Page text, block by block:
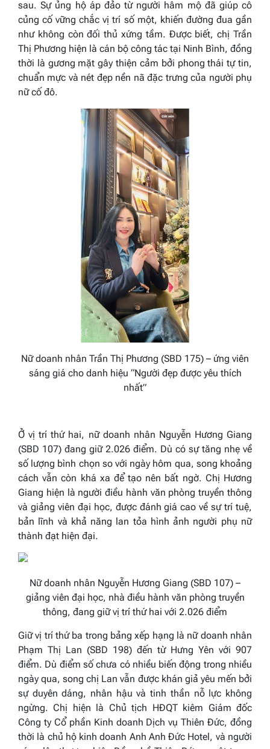
sau. Sự ủng hộ áp đảo từ người hâm mộ đã giúp cô
củng cố vững chắc vị trí số một, khiến đường đua gần
như không còn đối thủ xứng tầm. Được biết, chị Trần
Thị Phương hiện là cán bộ công tác tại Ninh Bình, đồng
thời là gương mặt gây thiện cảm bởi phong thái tự tin,
chuẩn mực và nét đẹp nền nã đặc trưng của người phụ
nữ cố đô.
Nữ doanh nhân Trần Thị Phương (SBD 175) – ứng viên
sáng giá cho danh hiệu “Người đẹp được yêu thích
nhất”
Ở vị trí thứ hai, nữ doanh nhân Nguyễn Hương Giang
(SBD 107) đang giữ 2.026 điểm. Dù có sự tăng nhẹ về
số lượng bình chọn so với ngày hôm qua, song khoảng
cách vẫn còn khá xa để tạo nên bất ngờ. Chị Hương
Giang hiện là người điều hành văn phòng truyền thông
và giảng viên đại học, được đánh giá cao về sự trí tuệ,
bản lĩnh và khả năng lan tỏa hình ảnh người phụ nữ
thành đạt hiện đại.
Nữ doanh nhân Nguyễn Hương Giang (SBD 107) –
giảng viên đại học, nhà điều hành văn phòng truyền
thông, đang giữ vị trí thứ hai với 2.026 điểm
Giữ vị trí thứ ba trong bảng xếp hạng là nữ doanh nhân
Phạm Thị Lan (SBD 198) đến từ Hưng Yên với 907
điểm. Dù điểm số chưa có nhiều biến động trong nhiều
ngày qua, song chị Lan vẫn được khán giả yêu mến bởi
sự duyên dáng, nhân hậu và tinh thần nỗ lực không
ngừng. Chị hiện là Chủ tịch HĐQT kiêm Giám đốc
Công ty Cổ phần Kinh doanh Dịch vụ Thiên Đức, đồng
thời là chủ hộ kinh doanh Anh Anh Đức Hotel, và người